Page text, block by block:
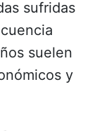
sufridas
suelen
y